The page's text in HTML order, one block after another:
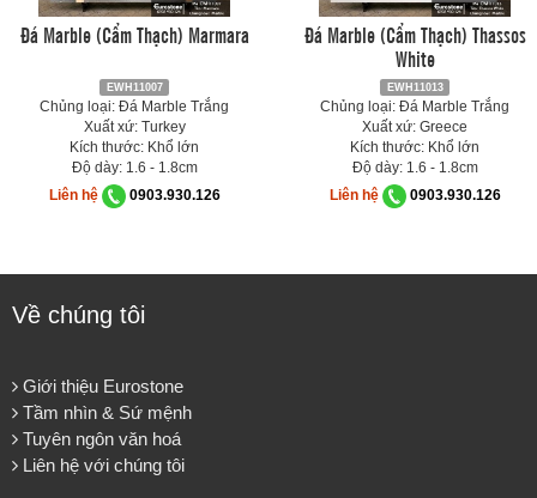
Đá Marble (Cẩm Thạch) Marmara
EWH11007
Chủng loại: Đá Marble Trắng
Xuất xứ: Turkey
Kích thước: Khổ lớn
Độ dày: 1.6 - 1.8cm
Liên hệ
0903.930.126
Đá Marble (Cẩm Thạch) Thassos
White
EWH11013
Chủng loại: Đá Marble Trắng
Xuất xứ: Greece
Kích thước: Khổ lớn
Độ dày: 1.6 - 1.8cm
Liên hệ
0903.930.126
Về chúng tôi
Giới thiệu Eurostone
Tầm nhìn & Sứ mệnh
Tuyên ngôn văn hoá
Liên hệ với chúng tôi